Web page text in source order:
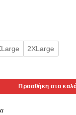
2XLarge
Προσθήκη στο